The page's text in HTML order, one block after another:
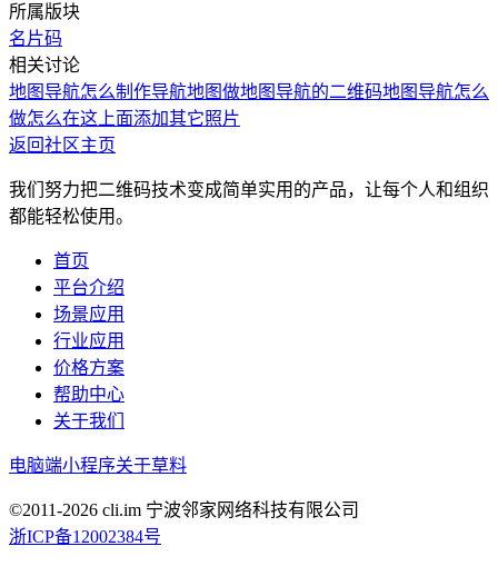
所属版块
名片码
相关讨论
地图导航怎么制作导航地图做地图导航的二维码地图导航怎么
做怎么在这上面添加其它照片
返回社区主页
我们努力把二维码技术变成简单实用的产品，让每个人和组织
都能轻松使用。
首页
平台介绍
场景应用
行业应用
价格方案
帮助中心
关于我们
电脑端小程序关于草料
©2011-2026 cli.im 宁波邻家网络科技有限公司
浙ICP备12002384号